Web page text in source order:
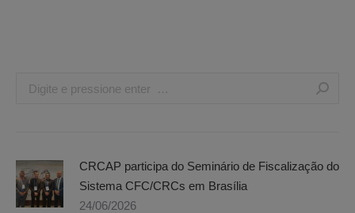
Search:
CRCAP participa do Seminário de Fiscalização do
Sistema CFC/CRCs em Brasília
24/06/2026